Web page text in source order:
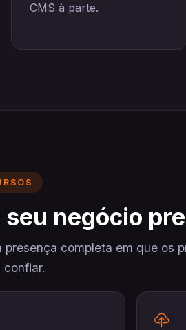
CMS à parte.
negócio
completa em que os
confiar.